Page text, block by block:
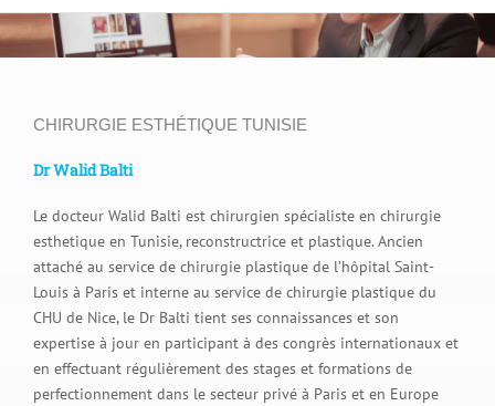
CHIRURGIE ESTHÉTIQUE TUNISIE
Dr Walid Balti
Le docteur Walid Balti est chirurgien spécialiste en chirurgie
esthetique en Tunisie, reconstructrice et plastique. Ancien
attaché au service de chirurgie plastique de l’hôpital Saint-
Louis à Paris et interne au service de chirurgie plastique du
CHU de Nice, le Dr Balti tient ses connaissances et son
expertise à jour en participant à des congrès internationaux et
en effectuant régulièrement des stages et formations de
perfectionnement dans le secteur privé à Paris et en Europe